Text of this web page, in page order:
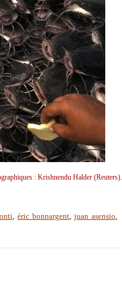
: Krishnendu Halder (Reuters).
, éric bonnargent, juan asensio,